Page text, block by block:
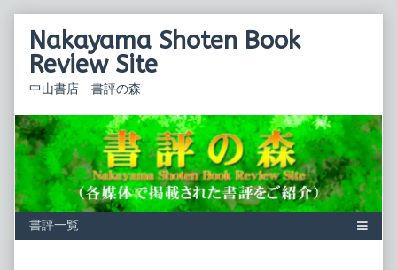
contentNakayama Shoten Book
Review Site
中山書店 書評の森